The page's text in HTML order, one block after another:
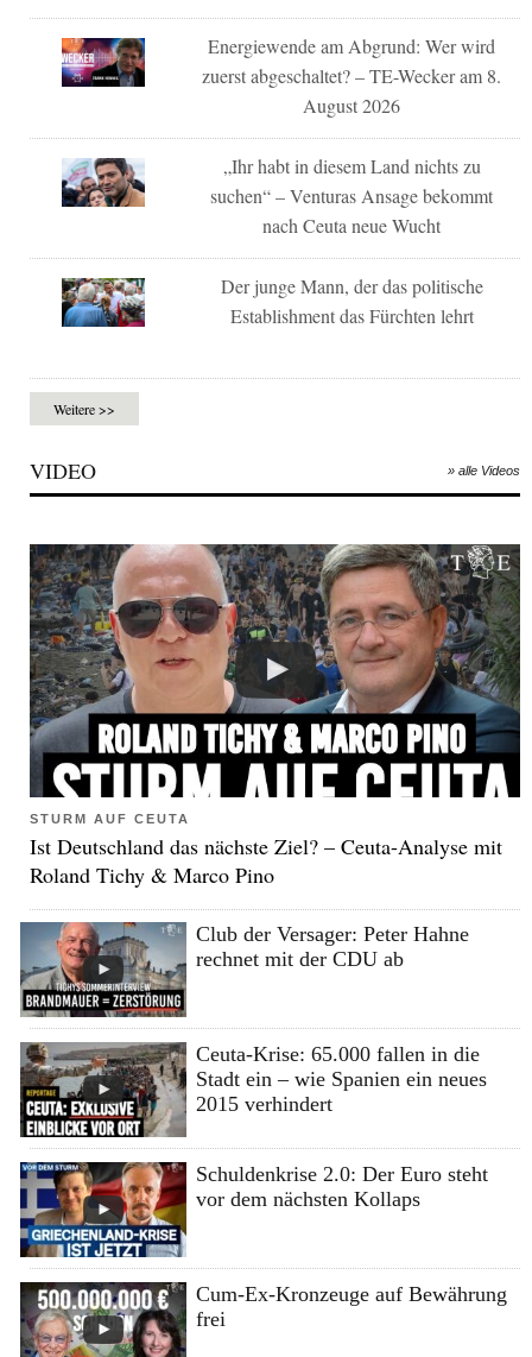
Energiewende am Abgrund: Wer wird
zuerst abgeschaltet? – TE-Wecker am 8.
August 2026
„Ihr habt in diesem Land nichts zu
suchen“ – Venturas Ansage bekommt
nach Ceuta neue Wucht
Der junge Mann, der das politische
Establishment das Fürchten lehrt
Weitere >>
VIDEO » alle Videos
STURM AUF CEUTA
Ist Deutschland das nächste Ziel? – Ceuta-Analyse mit
Roland Tichy & Marco Pino
Club der Versager: Peter Hahne
rechnet mit der CDU ab
Ceuta-Krise: 65.000 fallen in die
Stadt ein – wie Spanien ein neues
2015 verhindert
Schuldenkrise 2.0: Der Euro steht
vor dem nächsten Kollaps
Cum-Ex-Kronzeuge auf Bewährung
frei